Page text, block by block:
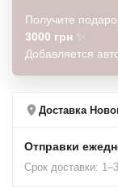
Получите
3000 грн ✨
Добавляется
Доставка
Отправки
Срок доставки: